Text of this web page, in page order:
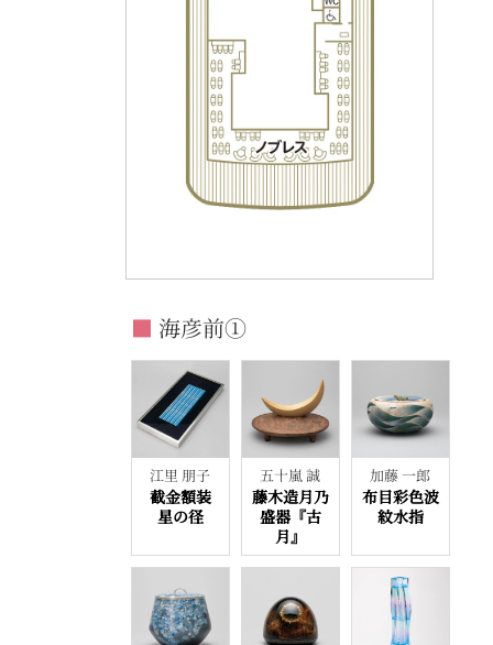
■ 海彦前①
江里 朋子
截金額装
星の径
五十嵐 誠
藤木造月乃
盛器『古
月』
加藤 一郎
布目彩色波
紋水指